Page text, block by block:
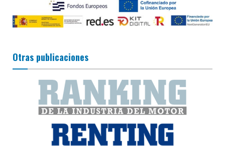
Otras publicaciones